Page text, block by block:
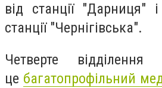
від станції "Дарниця"
станції "Чернігівська".
Четверте
це багатопрофільний